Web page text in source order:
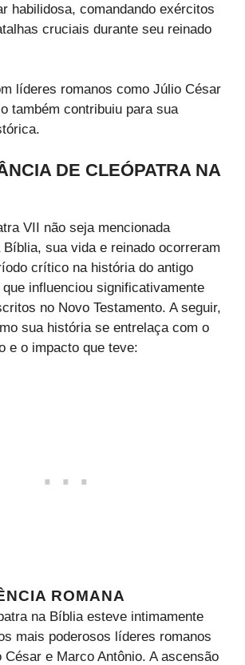
habilidosa, comandando exércitos
cruciais durante seu reinado
líderes romanos como Júlio César
também contribuiu para sua
DE CLEÓPATRA NA
VII não seja mencionada
Bíblia, sua vida e reinado ocorreram
crítico na história do antigo
influenciou significativamente
no Novo Testamento. A seguir,
sua história se entrelaça com o
e o impacto que teve:
ROMANA
na Bíblia esteve intimamente
mais poderosos líderes romanos
César e Marco Antônio. A ascensão